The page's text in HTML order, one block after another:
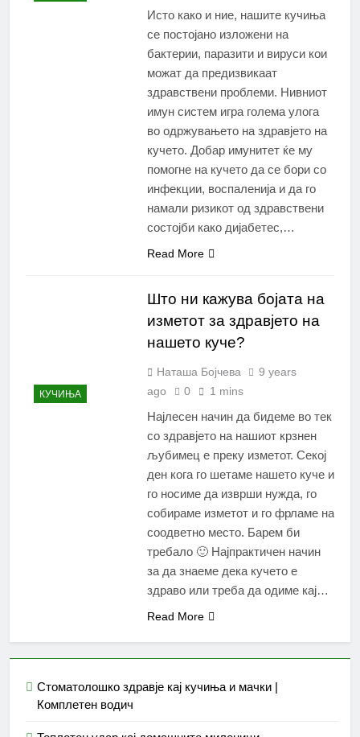
Исто како и ние, нашите кучиња
се постојано изложени на
бактерии, паразити и вируси кои
можат да предизвикаат
здравствени проблеми. Нивниот
имун систем игра голема улога
во одржувањето на здравјето на
кучето. Добар имунитет ќе му
помогне на кучето да се бори со
инфекции, воспаленија и да го
намали ризикот од здравствени
состојби како дијабетес,…
Read More
КУЧИЊА
Што ни кажува бојата на
изметот за здравјето на
нашето куче?
Наташа Бојчева
9 years
ago
0 1 mins
Најлесен начин да бидеме во тек
со здравјето на нашиот крзнен
љубимец е преку изметот. Секој
ден кога го шетаме нашето куче и
го носиме да изврши нужда, го
собираме изметот и го фрламе на
соодветно место. Барем би
требало 🙂 Најпрактичен начин
за да знаеме дека кучето е
здраво или треба да одиме кај…
Read More
Стоматолошко здравје кај кучиња и мачки |
Комплетен водич